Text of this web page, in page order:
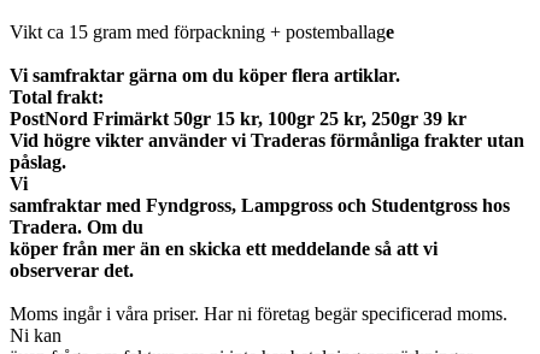
Vikt ca 15 gram med förpackning + postemballage
Vi samfraktar gärna om du köper flera artiklar.
Total frakt:
PostNord Frimärkt 50gr 15 kr, 100gr 25 kr, 250gr 39 kr
Vid högre vikter använder vi Traderas förmånliga frakter utan
påslag.
Vi
samfraktar med Fyndgross, Lampgross och Studentgross hos
Tradera. Om du
köper från mer än en skicka ett meddelande så att vi
observerar det.
Moms ingår i våra priser. Har ni företag begär specificerad moms.
Ni kan